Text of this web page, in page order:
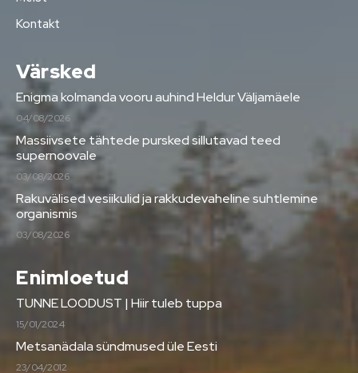
Kontakt
Värsked
Enigma kolmanda vooru auhind Heldur Väljamäele
04/08/2026
Massiivsete tähtede pursked sillutavad teed
supernoovale
03/08/2026
Rakuvälised vesiikulid ja rakkudevaheline suhtlemine
organismis
03/08/2026
Enimloetud
TUNNE LOODUST | Hiir tuleb tuppa
15/01/2024
Metsanädala sündmused üle Eesti
23/04/2012